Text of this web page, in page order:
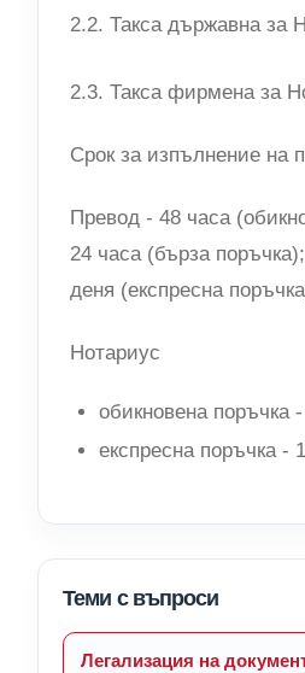
2.2. Такса държавна за
2.3. Такса фирмена за
Срок за изпълнение на
Превод - 48 часа
24 часа (бърза
деня (експресна
Нотариус
обикновена поръчка
експресна поръчка -
Теми с въпроси
Легализация на